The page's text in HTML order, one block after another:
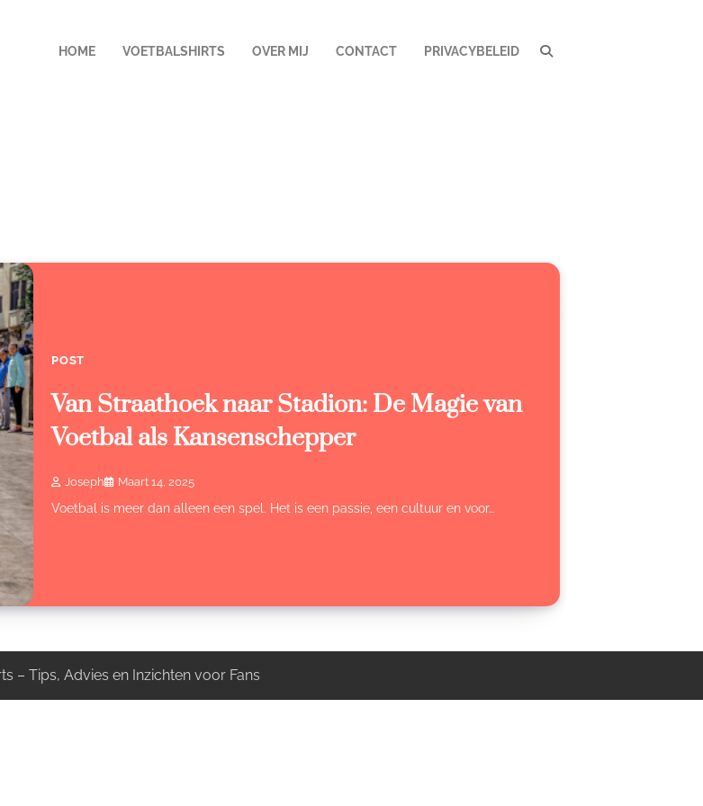
HOME VOETBALSHIRTS OVER MIJ CONTACT PRIVACYBELEID
POST
Van Straathoek naar Stadion: De Magie van
Voetbal als Kansenschepper
Joseph Maart 14, 2025
Voetbal is meer dan alleen een spel. Het is een passie, een cultuur en voor…
– Tips, Advies en Inzichten voor Fans